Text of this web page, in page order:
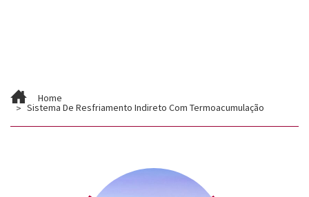
Home
Sistema De Resfriamento Indireto Com Termoacumulação